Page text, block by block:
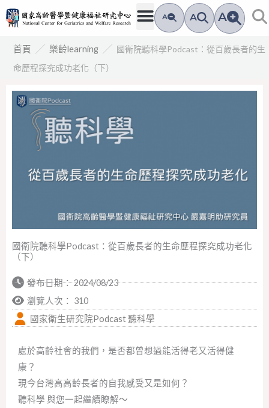
跳
至
A A A
首頁 ／ 樂齡learning ／ 國衛院聽科學Podcast：從百歲長者的生
命歷程探究成功老化（下）
國衛院聽科學Podcast：從百歲長者的生命歷程探究成功老化
（下）
發布日期：2024/08/23
瀏覽人次： 310
國家衛生研究院Podcast 聽科學
處於高齡社會的我們，是否都曾想過能活得老又活得健
康？
現今台灣高高齡長者的自我感受又是如何？
聽科學 與您一起繼續瞭解～